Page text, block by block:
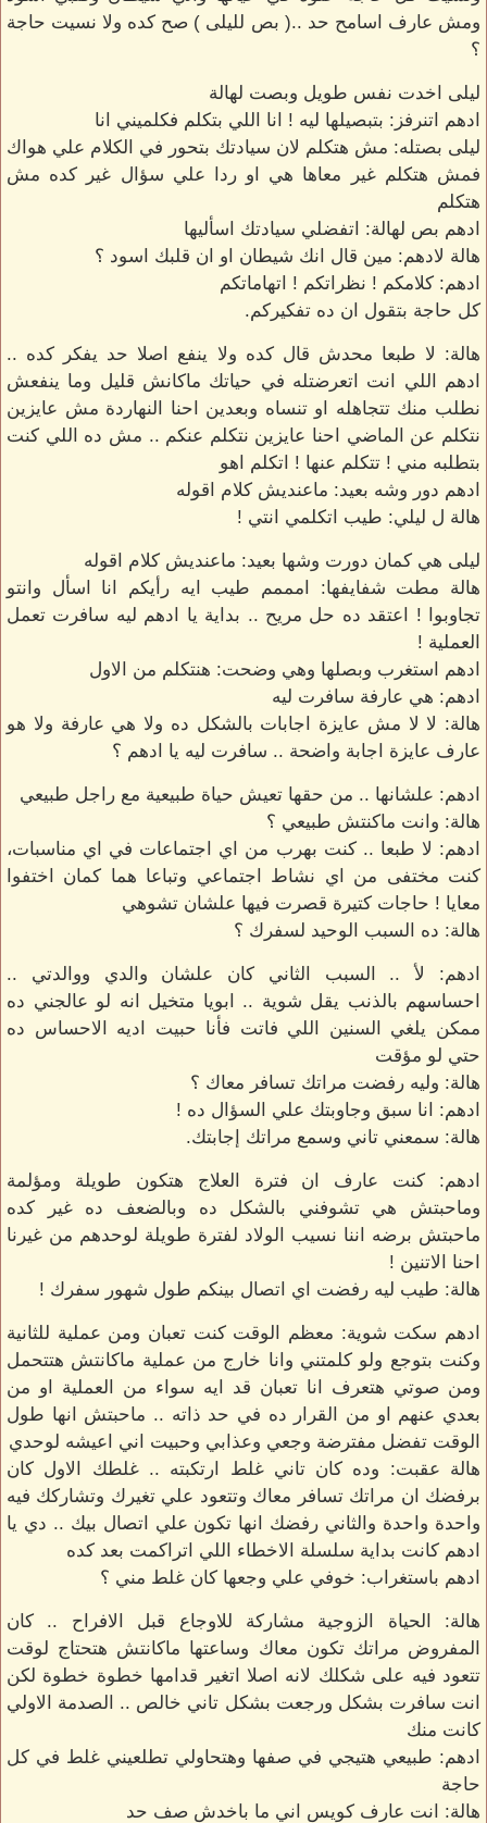
ومش عارف اسامح حد ..( بص لليلى ) صح كده ولا نسيت حاجة
؟
ليلى اخدت نفس طويل وبصت لهالة
ادهم اتنرفز: بتبصيلها ليه ! انا اللي بتكلم فكلميني انا
ليلى بصتله: مش هتكلم لان سيادتك بتحور في الكلام علي هواك
فمش هتكلم غير معاها هي او ردا علي سؤال غير كده مش
هتكلم
ادهم بص لهالة: اتفضلي سيادتك اسأليها
هالة لادهم: مين قال انك شيطان او ان قلبك اسود ؟
ادهم: كلامكم ! نظراتكم ! اتهاماتكم
كل حاجة بتقول ان ده تفكيركم.
هالة: لا طبعا محدش قال كده ولا ينفع اصلا حد يفكر كده ..
ادهم اللي انت اتعرضتله في حياتك ماكانش قليل وما ينفعش
نطلب منك تتجاهله او تنساه وبعدين احنا النهاردة مش عايزين
نتكلم عن الماضي احنا عايزين نتكلم عنكم .. مش ده اللي كنت
بتطلبه مني ! تتكلم عنها ! اتكلم اهو
ادهم دور وشه بعيد: ماعنديش كلام اقوله
هالة ل ليلي: طيب اتكلمي انتي !
ليلى هي كمان دورت وشها بعيد: ماعنديش كلام اقوله
هالة مطت شفايفها: امممم طيب ايه رأيكم انا اسأل وانتو
تجاوبوا ! اعتقد ده حل مريح .. بداية يا ادهم ليه سافرت تعمل
العملية !
ادهم استغرب وبصلها وهي وضحت: هنتكلم من الاول
ادهم: هي عارفة سافرت ليه
هالة: لا لا مش عايزة اجابات بالشكل ده ولا هي عارفة ولا هو
عارف عايزة اجابة واضحة .. سافرت ليه يا ادهم ؟
ادهم: علشانها .. من حقها تعيش حياة طبيعية مع راجل طبيعي
هالة: وانت ماكنتش طبيعي ؟
ادهم: لا طبعا .. كنت بهرب من اي اجتماعات في اي مناسبات،
كنت مختفى من اي نشاط اجتماعي وتباعا هما كمان اختفوا
معايا ! حاجات كتيرة قصرت فيها علشان تشوهي
هالة: ده السبب الوحيد لسفرك ؟
ادهم: لأ .. السبب الثاني كان علشان والدي ووالدتي ..
احساسهم بالذنب يقل شوية .. ابويا متخيل انه لو عالجني ده
ممكن يلغي السنين اللي فاتت فأنا حبيت اديه الاحساس ده
حتي لو مؤقت
هالة: وليه رفضت مراتك تسافر معاك ؟
ادهم: انا سبق وجاوبتك علي السؤال ده !
هالة: سمعني تاني وسمع مراتك إجابتك.
ادهم: كنت عارف ان فترة العلاج هتكون طويلة ومؤلمة
وماحبتش هي تشوفني بالشكل ده وبالضعف ده غير كده
ماحبتش برضه اننا نسيب الولاد لفترة طويلة لوحدهم من غيرنا
احنا الاتنين !
هالة: طيب ليه رفضت اي اتصال بينكم طول شهور سفرك !
ادهم سكت شوية: معظم الوقت كنت تعبان ومن عملية للثانية
وكنت بتوجع ولو كلمتني وانا خارج من عملية ماكانتش هتتحمل
ومن صوتي هتعرف انا تعبان قد ايه سواء من العملية او من
بعدي عنهم او من القرار ده في حد ذاته .. ماحبتش انها طول
الوقت تفضل مفترضة وجعي وعذابي وحبيت اني اعيشه لوحدي
هالة عقبت: وده كان تاني غلط ارتكبته .. غلطك الاول كان
برفضك ان مراتك تسافر معاك وتتعود علي تغيرك وتشاركك فيه
واحدة واحدة والثاني رفضك انها تكون علي اتصال بيك .. دي يا
ادهم كانت بداية سلسلة الاخطاء اللي اتراكمت بعد كده
ادهم باستغراب: خوفي علي وجعها كان غلط مني ؟
هالة: الحياة الزوجية مشاركة للاوجاع قبل الافراح .. كان
المفروض مراتك تكون معاك وساعتها ماكانتش هتحتاج لوقت
تتعود فيه على شكلك لانه اصلا اتغير قدامها خطوة خطوة لكن
انت سافرت بشكل ورجعت بشكل تاني خالص .. الصدمة الاولي
كانت منك
ادهم: طبيعي هتيجي في صفها وهتحاولي تطلعيني غلط في كل
حاجة
هالة: انت عارف كويس اني ما باخدش صف حد